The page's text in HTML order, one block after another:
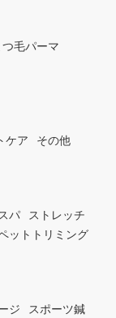
つ毛パーマ
ケア その他
パ
ストレッチ
ットトリミング
ジ
スポーツ鍼